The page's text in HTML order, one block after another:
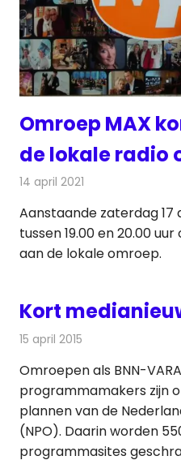
Omroep MAX
de lokale radio
14 april 2021
Aanstaande zaterdag
tussen 19.00 en 20.00 uur
aan de lokale omroep.
Kort
15 april 2015
Omroepen als BNN-
programmamakers zijn
plannen van de
(NPO). Daarin worden
programmasites